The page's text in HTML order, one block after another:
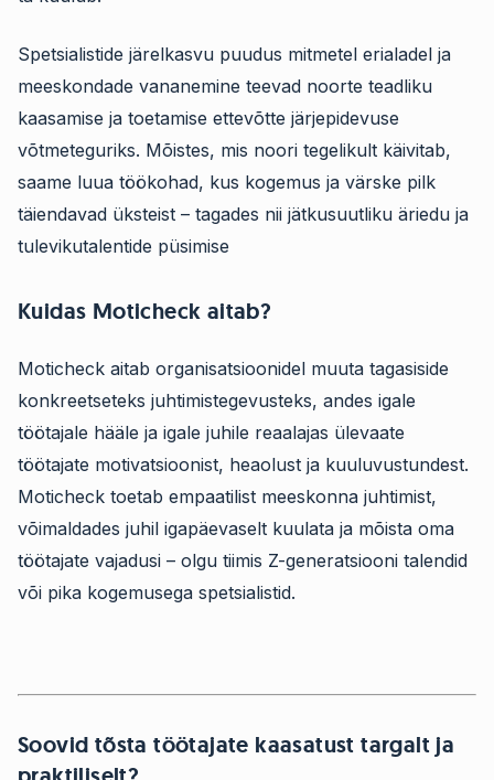
Spetsialistide järelkasvu puudus mitmetel erialadel ja
meeskondade vananemine teevad noorte teadliku
kaasamise ja toetamise ettevõtte järjepidevuse
võtmeteguriks. Mõistes, mis noori tegelikult käivitab,
saame luua töökohad, kus kogemus ja värske pilk
täiendavad üksteist – tagades nii jätkusuutliku äriedu ja
tulevikutalentide püsimise
Kuidas Moticheck aitab?
Moticheck aitab organisatsioonidel muuta tagasiside
konkreetseteks juhtimistegevusteks, andes igale
töötajale hääle ja igale juhile reaalajas ülevaate
töötajate motivatsioonist, heaolust ja kuuluvustundest.
Moticheck toetab empaatilist meeskonna juhtimist,
võimaldades juhil igapäevaselt kuulata ja mõista oma
töötajate vajadusi – olgu tiimis Z-generatsiooni talendid
või pika kogemusega spetsialistid.
Soovid tõsta töötajate kaasatust targalt ja